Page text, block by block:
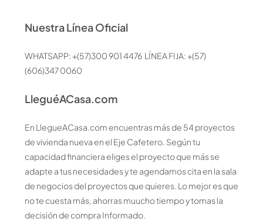
Nuestra Línea Oficial
WHATSAPP: +(57)300 901 4476 LÍNEA FIJA: +(57)
(606)347 0060
LleguéACasa.com
En LlegueACasa.com encuentras más de 54 proyectos
de vivienda nueva en el Eje Cafetero. Según tu
capacidad financiera eliges el proyecto que más se
adapte a tus necesidades y te agendamos cita en la sala
de negocios del proyectos que quieres. Lo mejor es que
no te cuesta más, ahorras muucho tiempo y tomas la
decisión de compra Informado.